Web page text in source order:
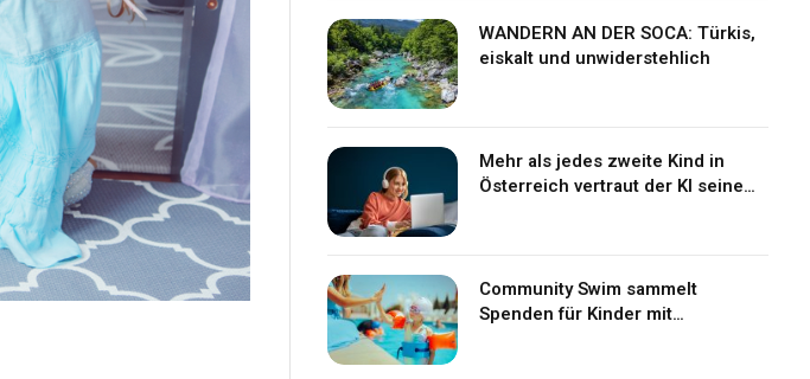
WANDERN AN DER SOCA: Türkis,
eiskalt und unwiderstehlich
Mehr als jedes zweite Kind in
Österreich vertraut der KI seine
Community Swim sammelt
Spenden für Kinder mit